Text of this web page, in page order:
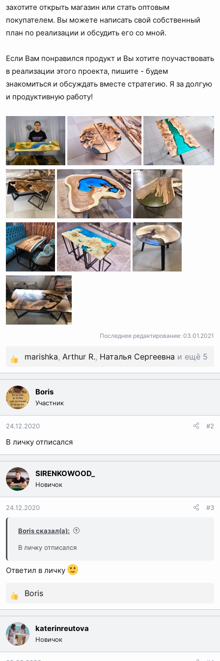
захотите открыть магазин или стать оптовым
покупателем. Вы можете написать свой собственный
план по реализации и обсудить его со мной.
Если Вам понравился продукт и Вы хотите поучаствовать
в реализации этого проекта, пишите - будем
знакомиться и обсуждать вместе стратегию. Я за долгую
и продуктивную работу!
Последнее редактирование: 03.01.2021
Р
е
а
к
ц
:
marishka, Arthur R., Наталья Сергеевна и ещё 5
Boris
Участник
24.12.2020 #2
В личку отписался
SIRENKOWOOD_
Новичок
24.12.2020 #3
Boris сказал(а):
В личку отписался
Ответил в личку
Р
е
а
к
ц
Boris
katerinreutova
Новичок